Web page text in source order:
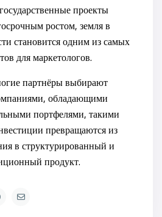
проекты
ростом, земля в
становится одним из самых
для маркетологов.
партнёры выбирают
обладающими
портфелями, такими
превращаются из
в структурированный и
продукт.